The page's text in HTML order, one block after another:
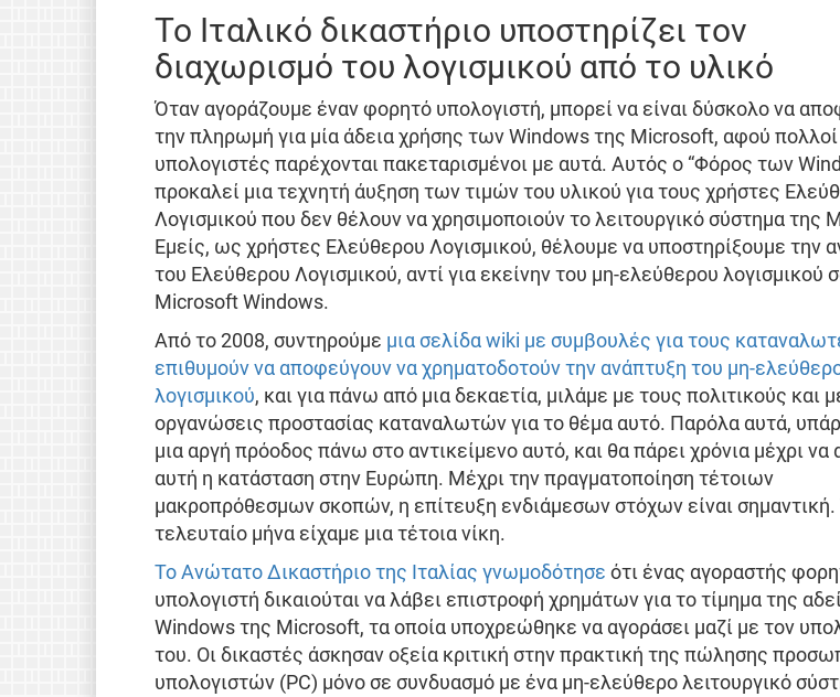
Το Ιταλικό δικαστήριο υποστηρίζει τον
διαχωρισμό του λογισμικού από το υλικό
Όταν αγοράζουμε έναν φορητό υπολογιστή, μπορεί να είναι δύσκολο να
την πληρωμή για μία άδεια χρήσης των Windows της Microsoft, αφού
υπολογιστές παρέχονται πακεταρισμένοι με αυτά. Αυτός ο “Φόρος των
προκαλεί μια τεχνητή άυξηση των τιμών του υλικού για τους χρήστες
Λογισμικού που δεν θέλουν να χρησιμοποιούν το λειτουργικό σύστημα της
Εμείς, ως χρήστες Ελεύθερου Λογισμικού, θέλουμε να υποστηρίξουμε την
του Ελεύθερου Λογισμικού, αντί για εκείνην του μη-ελεύθερου λογισμικού
Microsoft Windows.
Από το 2008, συντηρούμε μια σελίδα wiki με συμβουλές για τους
επιθυμούν να αποφεύγουν να χρηματοδοτούν την ανάπτυξη του μη-
λογισμικού, και για πάνω από μια δεκαετία, μιλάμε με τους πολιτικούς και
οργανώσεις προστασίας καταναλωτών για το θέμα αυτό. Παρόλα αυτά,
μια αργή πρόοδος πάνω στο αντικείμενο αυτό, και θα πάρει χρόνια μέχρι να
αυτή η κατάσταση στην Ευρώπη. Μέχρι την πραγματοποίηση τέτοιων
μακροπρόθεσμων σκοπών, η επίτευξη ενδιάμεσων στόχων είναι σημαντική.
τελευταίο μήνα είχαμε μια τέτοια νίκη.
Το Ανώτατο Δικαστήριο της Ιταλίας γνωμοδότησε ότι ένας αγοραστής
υπολογιστή δικαιούται να λάβει επιστροφή χρημάτων για το τίμημα της
Windows της Microsoft, τα οποία υποχρεώθηκε να αγοράσει μαζί με τον
του. Οι δικαστές άσκησαν οξεία κριτική στην πρακτική της πώλησης
υπολογιστών (PC) μόνο σε συνδυασμό με ένα μη-ελεύθερο λειτουργικό